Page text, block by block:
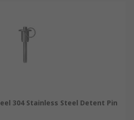
304 Stainless Steel Detent Pin